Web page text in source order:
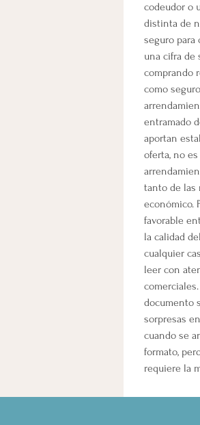
codeudor o
distinta de
seguro para
una cifra de
comprando
como
entramado
aportan
oferta, no
tanto de las
económico.
favorable
la calidad
cualquier
leer con
documento
sorpresas
cuando se
formato,
requiere la